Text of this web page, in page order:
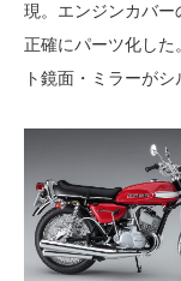
現。エンジンカバ
正確にパーツ化した
ト鏡面・ミラーが